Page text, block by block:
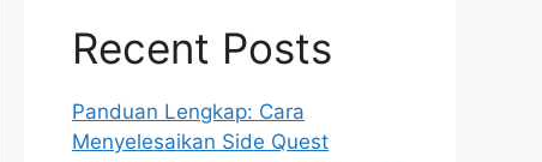
Recent Posts
Panduan Lengkap: Cara
Menyelesaikan Side Quest